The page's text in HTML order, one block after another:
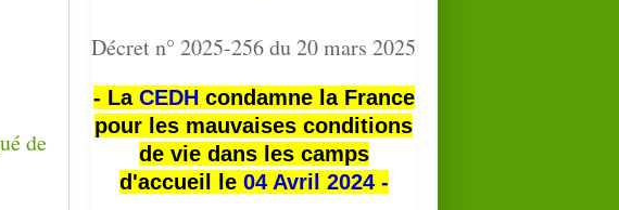
Décret n° 2025-256 du 20 mars 2025
- La CEDHcondamne la France
pour les mauvaises conditions
de vie dans les camps
d'accueil le 04 Avril 2024 -